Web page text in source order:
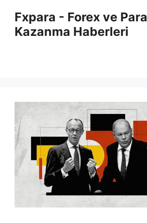
Fxpara - Forex ve Para
Kazanma Haberleri